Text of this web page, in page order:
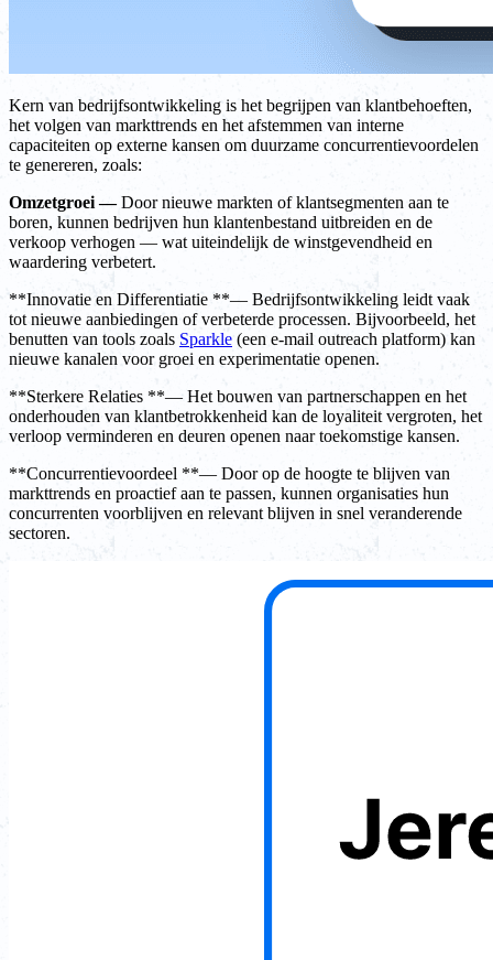
Kern van bedrijfsontwikkeling is het begrijpen van klantbehoeften,
het volgen van markttrends en het afstemmen van interne
capaciteiten op externe kansen om duurzame concurrentievoordelen
te genereren, zoals:
Omzetgroei —Door nieuwe markten of klantsegmenten aan te
boren, kunnen bedrijven hun klantenbestand uitbreiden en de
verkoop verhogen — wat uiteindelijk de winstgevendheid en
waardering verbetert.
**Innovatie en Differentiatie **— Bedrijfsontwikkeling leidt vaak
tot nieuwe aanbiedingen of verbeterde processen. Bijvoorbeeld, het
benutten van tools zoals Sparkle (een e-mail outreach platform) kan
nieuwe kanalen voor groei en experimentatie openen.
**Sterkere Relaties **— Het bouwen van partnerschappen en het
onderhouden van klantbetrokkenheid kan de loyaliteit vergroten, het
verloop verminderen en deuren openen naar toekomstige kansen.
**Concurrentievoordeel **— Door op de hoogte te blijven van
markttrends en proactief aan te passen, kunnen organisaties hun
concurrenten voorblijven en relevant blijven in snel veranderende
sectoren.